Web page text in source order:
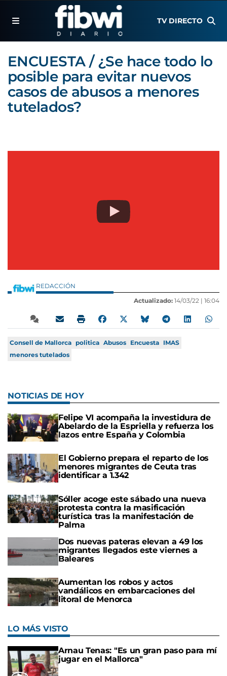
TV DIRECTO
ENCUESTA / ¿Se hace todo lo
posible para evitar nuevos
casos de abusos a menores
tutelados?
REDACCIÓN
Actualizado: 14/03/22 | 16:04
Consell de Mallorca politica Abusos Encuesta IMAS
menores tutelados
NOTICIAS DE HOY
Felipe VI acompaña la investidura de
Abelardo de la Espriella y refuerza los
lazos entre España y Colombia
El Gobierno prepara el reparto de los
menores migrantes de Ceuta tras
identificar a 1.342
Sóller acoge este sábado una nueva
protesta contra la masificación
turística tras la manifestación de
Palma
Dos nuevas pateras elevan a 49 los
migrantes llegados este viernes a
Baleares
Aumentan los robos y actos
vandálicos en embarcaciones del
litoral de Menorca
LO MÁS VISTO
Arnau Tenas: "Es un gran paso para mí
jugar en el Mallorca"